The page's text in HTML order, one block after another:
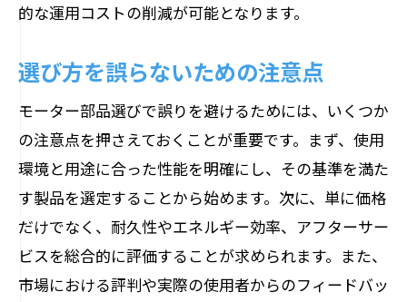
的な運用コストの削減が可能となります。
選び方を誤らないための注意点
モーター部品選びで誤りを避けるためには、いくつか
の注意点を押さえておくことが重要です。まず、使用
環境と用途に合った性能を明確にし、その基準を満た
す製品を選定することから始めます。次に、単に価格
だけでなく、耐久性やエネルギー効率、アフターサー
ビスを総合的に評価することが求められます。また、
市場における評判や実際の使用者からのフィードバッ